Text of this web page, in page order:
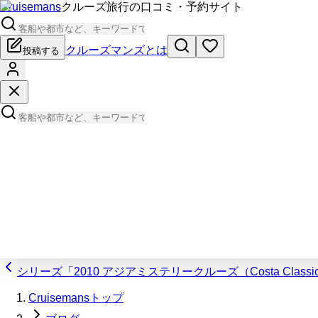
Cruisemansクルーズ旅行の口コミ・予約サイト
投稿する クルーズマンズとは
シリーズ「2010 アジアミステリークルーズ（Costa
Cruisemansトップ